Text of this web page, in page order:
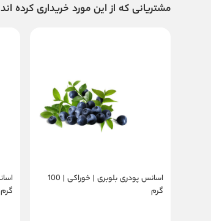
مشتریانی که از این مورد خریداری کرده اند
اسانس پودری بلوبری | خوراکی | 100
گرم
گرم